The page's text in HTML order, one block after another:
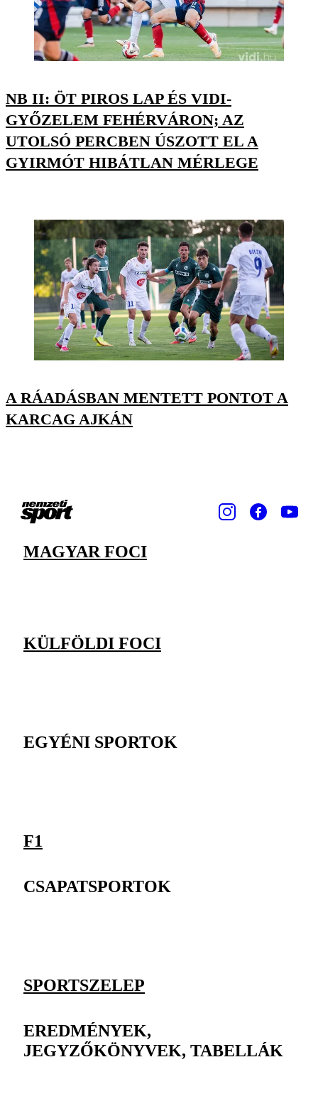
NB II: ÖT PIROS LAP ÉS VIDI-
GYŐZELEM FEHÉRVÁRON; AZ
UTOLSÓ PERCBEN ÚSZOTT EL A
GYIRMÓT HIBÁTLAN MÉRLEGE
A RÁADÁSBAN MENTETT PONTOT A
KARCAG AJKÁN
MAGYAR FOCI
KÜLFÖLDI FOCI
EGYÉNI SPORTOK
F1
CSAPATSPORTOK
SPORTSZELEP
EREDMÉNYEK,
JEGYZŐKÖNYVEK, TABELLÁK